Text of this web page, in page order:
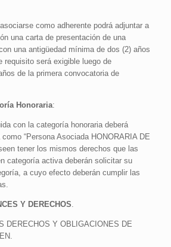
como adherente podrá adjuntar a
una carta de presentación de una
una antigüedad mínima de dos (2) años
requisito será exigible luego de
de la primera convocatoria de
Honoraria:
con la categoría honoraria deberá
“Persona Asociada HONORARIA DE
tener los mismos derechos que las
categoría activa deberán solicitar su
a cuyo efecto deberán cumplir las
Y DERECHOS
DERECHOS Y OBLIGACIONES DE